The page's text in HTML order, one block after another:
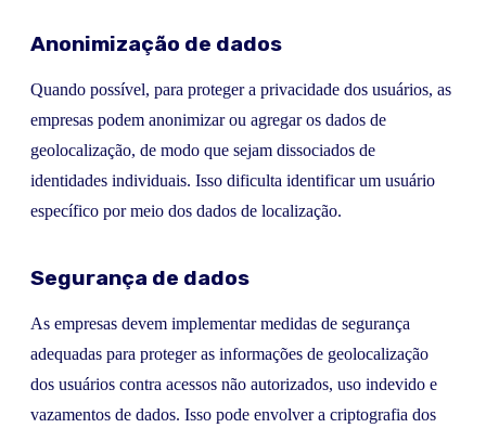
Anonimização de dados
Quando possível, para proteger a privacidade dos usuários, as
empresas podem anonimizar ou agregar os dados de
geolocalização, de modo que sejam dissociados de
identidades individuais. Isso dificulta identificar um usuário
específico por meio dos dados de localização.
Segurança de dados
As empresas devem implementar medidas de segurança
adequadas para proteger as informações de geolocalização
dos usuários contra acessos não autorizados, uso indevido e
vazamentos de dados. Isso pode envolver a criptografia dos